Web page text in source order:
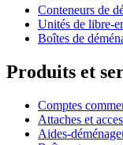
Conteneurs de
Unités de libre-
Boîtes de
Produits et
Comptes
Attaches et
Aides-